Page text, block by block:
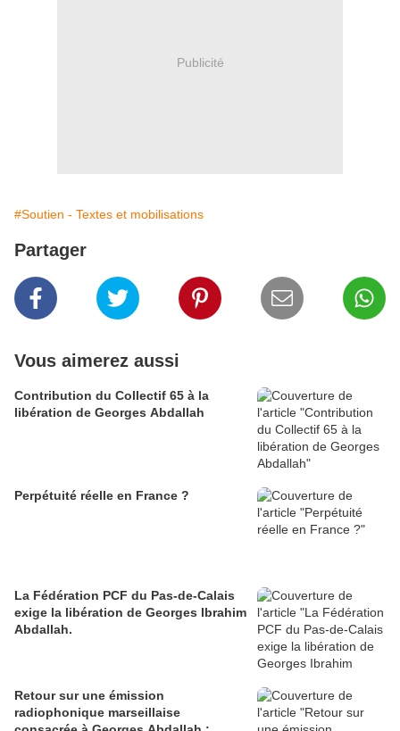
Publicité
#Soutien - Textes et mobilisations
Partager
Vous aimerez aussi
Contribution du Collectif 65 à la
libération de Georges Abdallah
Perpétuité réelle en France ?
La Fédération PCF du Pas-de-Calais
exige la libération de Georges Ibrahim
Abdallah.
Retour sur une émission
radiophonique marseillaise